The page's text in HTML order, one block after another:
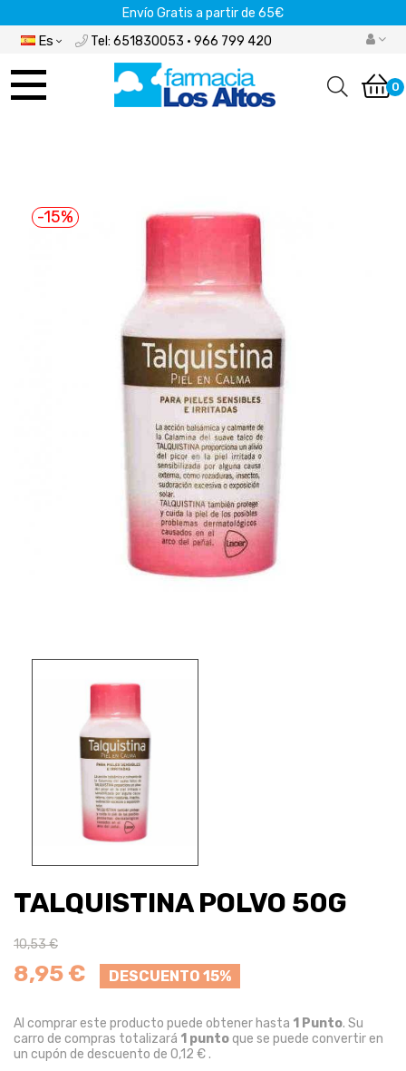
Envío Gratis a partir de 65€
Es Tel: 651830053 · 966 799 420
Navegación 0
-15%
TALQUISTINA POLVO 50G
10,53 €
8,95 € DESCUENTO 15%
Al comprar este producto puede obtener hasta 1 Punto. Su
carro de compras totalizará 1 puntoque se puede convertir en
un cupón de descuento de 0,12 €.